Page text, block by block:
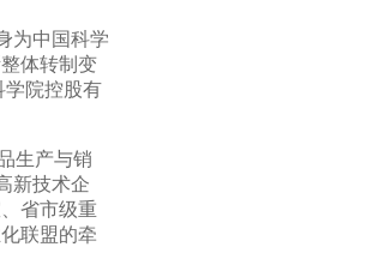
为中国科学
体转制变
学院控股有
生产与销
新技术企
省市级重
联盟的牵